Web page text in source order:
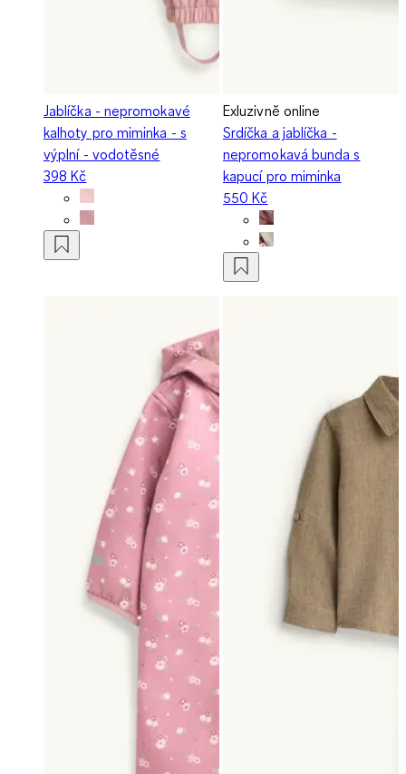
Jablíčka - nepromokavé
kalhoty pro miminka - s
výplní - vodotěsné
398 Kč
Exluzivně online
Srdíčka a jablíčka -
nepromokavá bunda s
kapucí pro miminka
550 Kč